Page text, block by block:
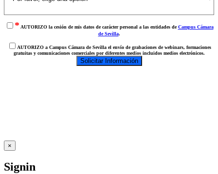
* AUTORIZO la cesión de mis datos de carácter personal a las entidades deCampus Cámara
de Sevilla.
AUTORIZO a Campus Cámara de Sevilla el envío de grabaciones de webinars, formaciones
gratuitas y comunicaciones comerciales por diferentes medios incluidos medios electrónicos.
×
Signin